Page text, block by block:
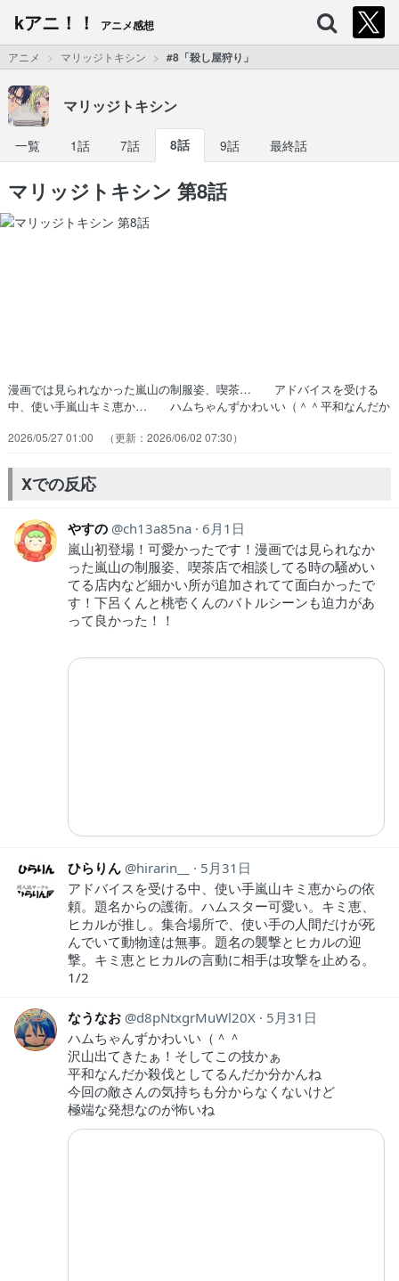
kアニ！！ アニメ感想
アニメ マリッジトキシン #8「殺し屋狩り」
マリッジトキシン
一覧 1話 7話 8話 9話 最終話
マリッジトキシン 第8話
漫画では見られなかった嵐山の制服姿、喫茶… アドバイスを受ける
中、使い手嵐山キミ恵か… ハムちゃんずかわいい（＾＾平和なんだか
定番クレーンゲーム、奥が深… 婚活中に獣使い・嵐山キミ恵が乱入！
んかわぇぇ(≧∀≦)相変わらずヒ… クレーンゲームはデートの定番←そ
うなの！… ハムスター使いに使い手じゃない新キャラも…
2026/05/27 01:00 2026/06/02 07:30
Xでの反応
やすの ch13a85na 6月1日
嵐山初登場！可愛かったです！漫画では見られなか
った嵐山の制服姿、喫茶店で相談してる時の騒めい
てる店内など細かい所が追加されてて面白かったで
す！下呂くんと桃壱くんのバトルシーンも迫力があ
って良かった！！
ひらりん hirarin__
5月31日
アドバイスを受ける中、使い手嵐山キミ恵からの依
頼。題名からの護衛。ハムスター可愛い。キミ恵、
ヒカルが推し。集合場所で、使い手の人間だけが死
んでいて動物達は無事。題名の襲撃とヒカルの迎
撃。キミ恵とヒカルの言動に相手は攻撃を止める。
1/2
なうなお d8pNtxgrMuWl20X
5月31日
ハムちゃんずかわいい（＾＾
沢山出てきたぁ！そしてこの技かぁ
平和なんだか殺伐としてるんだか分かんね
今回の敵さんの気持ちも分からなくないけど
極端な発想なのが怖いね